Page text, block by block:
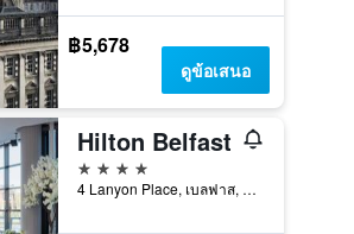
฿5,678
ดูข้อเสนอ
Hilton Belfast
4 ดาว
4 Lanyon Place, เบลฟาส, สหราชอาณาจักร